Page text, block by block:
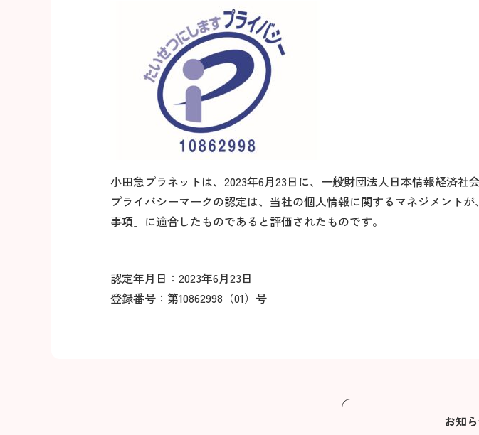
小田急プラネットは、2023年6月23日に、一般財団法人日本情報経済社
プライバシーマークの認定は、当社の個人情報に関するマネジメント
事項」に適合したものであると評価されたものです。
認定年月日：2023年6月23日
登録番号：第10862998（01）号
お知